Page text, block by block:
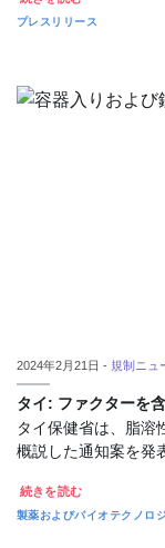
プレスリリース
2024年2月21日 - 規制ニュ
タイ: ファクターを
タイ保健省は、脂溶
概説した通知案を発
続きを読む
製薬およびバイオテクノロ